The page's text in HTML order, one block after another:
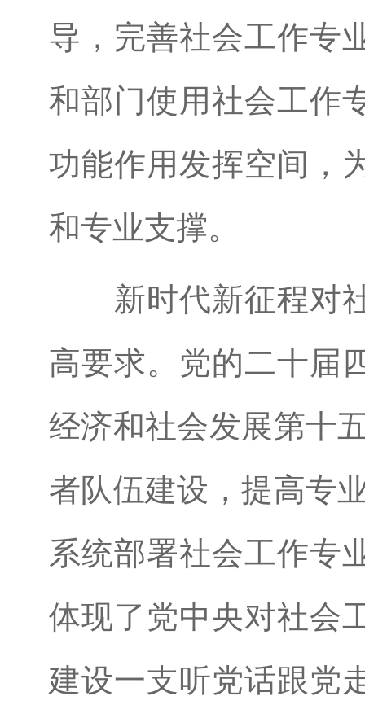
导，完善社会工作专
和部门使用社会工作
功能作用发挥空间，
和专业支撑。
新时代新征程对
高要求。党的二十届
经济和社会发展第十
者队伍建设，提高专
系统部署社会工作专
体现了党中央对社会
建设一支听党话跟党